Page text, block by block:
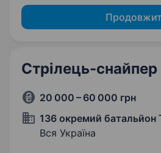
Стрілець-снайпер
20 000 – 60 000 грн
136 окремий
Вся Україна